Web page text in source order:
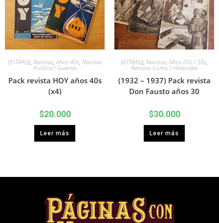
((OTRAS)), Revistas,Años 40s, Revistas
Política / Guerras
Pack revista HOY años 40s
(x4)
$20.000
Leer más
((OTRAS)), Revistas,Años 20s / 30s,
Revistas Comic / Historieta
(1932 – 1937) Pack revista
Don Fausto años 30
$30.000
Leer más